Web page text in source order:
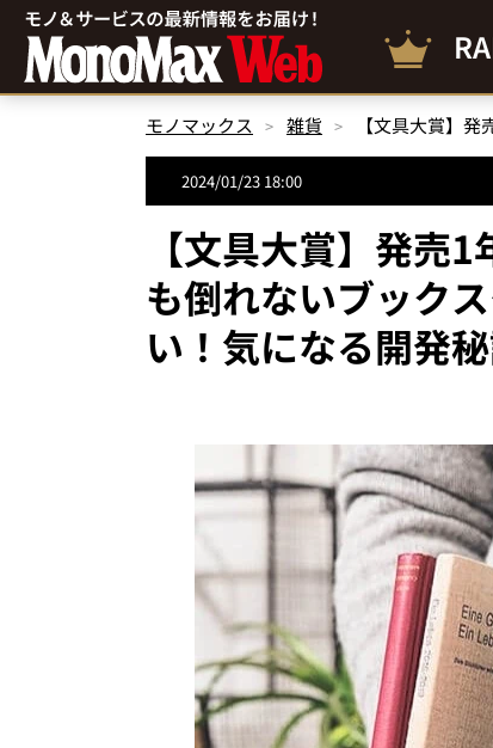
モノマックス 雑貨
2024/01/23 18:00
【文具大賞】発売
も倒れないブック
い！気になる開発